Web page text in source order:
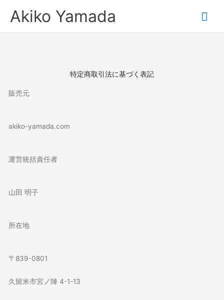
Akiko Yamada
メ
イ
特定商取引法に基づく表記
販売元
akiko-yamada.com
運営統括責任者
山田 明子
所在地
〒839-0801
久留米市宮ノ陣 4-1-13